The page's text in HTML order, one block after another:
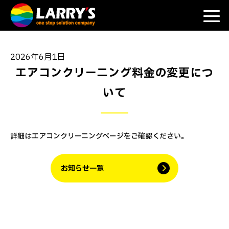
2026年6月1日
エアコンクリーニング料金の変更につ
いて
詳細はエアコンクリーニングページをご確認ください。
お知らせ一覧